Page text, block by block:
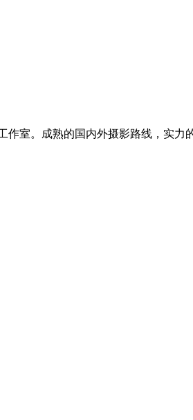
作室。成熟的国内外摄影路线，实力